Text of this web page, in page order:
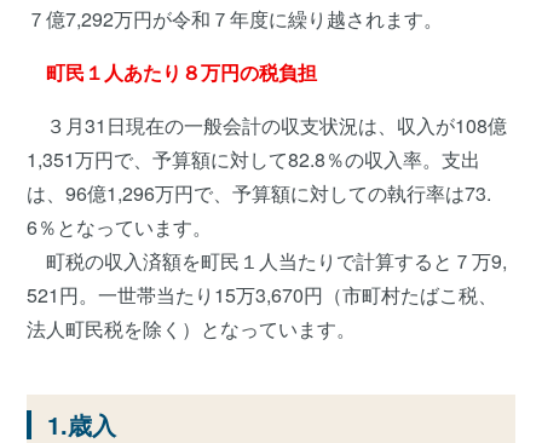
７億7,292万円が令和７年度に繰り越されます。
町民１人あたり８万円の税負担
３月31日現在の一般会計の収支状況は、収入が108億
1,351万円で、予算額に対して82.8％の収入率。支出
は、96億1,296万円で、予算額に対しての執行率は73.
6％となっています。
町税の収入済額を町民１人当たりで計算すると７万9,
521円。一世帯当たり15万3,670円（市町村たばこ税、
法人町民税を除く）となっています。
1.歳入